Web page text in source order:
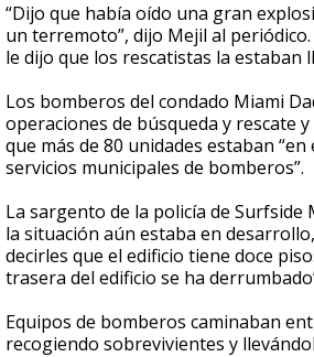
“Dijo que había oído una gran
un terremoto”, dijo Mejil al
le dijo que los rescatistas la estaban
Los bomberos del condado Miami
operaciones de búsqueda y rescate
que más de 80 unidades estaban
servicios municipales de bomberos”.
La sargento de la policía de Surfside
la situación aún estaba en
decirles que el edificio tiene doce
trasera del edificio se ha
Equipos de bomberos caminaban
recogiendo sobrevivientes y